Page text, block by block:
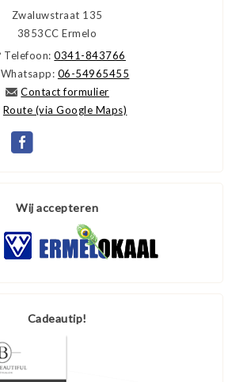
Zwaluwstraat 135
3853CC Ermelo
Telefoon: 0341-843766
Whatsapp: 06-54965455
Contact formulier
Route (via Google Maps)
Wij accepteren
Cadeautip!